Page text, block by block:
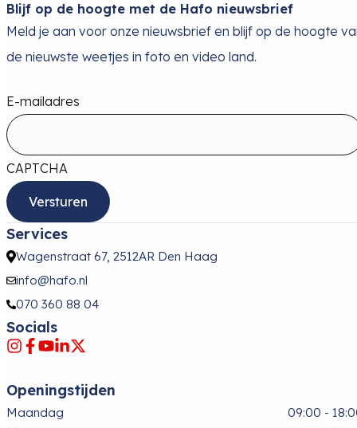
Blijf op de hoogte met de Hafo nieuwsbrief
Meld je aan voor onze nieuwsbrief en blijf op de hoogte
de nieuwste weetjes in foto en video land.
E-mailadres
CAPTCHA
Services
Wagenstraat 67, 2512AR Den Haag
info@hafo.nl
070 360 88 04
Socials
Openingstijden
Maandag
09:00 -